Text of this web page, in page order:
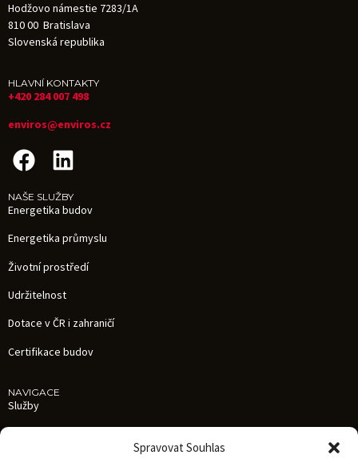
Spravovat Souhlas
Hodžovo námestie 7283/1A
810 00 Bratislava
Slovenská republika
HLAVNÍ KONTAKTY
+420 284 007 498
enviros@enviros.cz
NAŠE SLUŽBY
Energetika budov
Energetika průmyslu
Životní prostředí
Udržitelnost
Dotace v ČR i zahraničí
Certifikace budov
NAVIGACE
Služby